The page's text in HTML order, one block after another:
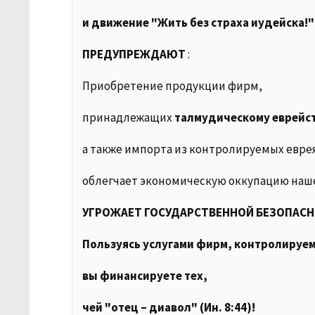
и движение "Жить без страха иудейска!"
ПРЕДУПРЕЖДАЮТ:
Приобретение продукции фирм,
принадлежащихталмудическому
а также импорта из контролируемых
облегчает экономическую оккупацию
УГРОЖАЕТ ГОСУДАРСТВЕННОЙ
Пользуясь услугами фирм,
вы финансируете тех,
чей "отец – диавол" (Ин. 8:44)!